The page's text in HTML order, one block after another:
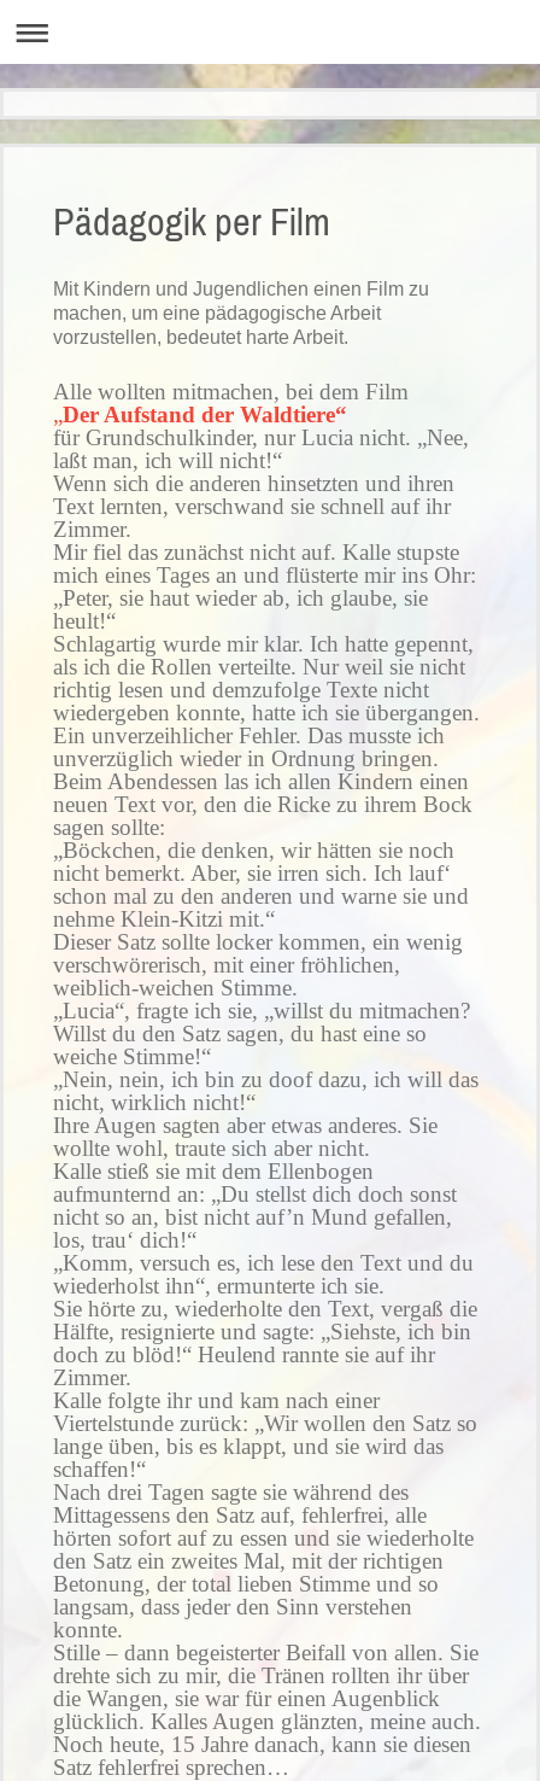
Pädagogik per Film
Mit Kindern und Jugendlichen einen Film zu
machen, um eine pädagogische Arbeit
vorzustellen, bedeutet harte Arbeit.
Alle wollten mitmachen, bei dem Film
„Der Aufstand der Waldtiere“
für Grundschulkinder, nur Lucia nicht. „Nee,
laßt man, ich will nicht!“
Wenn sich die anderen hinsetzten und ihren
Text lernten, verschwand sie schnell auf ihr
Zimmer.
Mir fiel das zunächst nicht auf. Kalle stupste
mich eines Tages an und flüsterte mir ins Ohr:
„Peter, sie haut wieder ab, ich glaube, sie
heult!“
Schlagartig wurde mir klar. Ich hatte gepennt,
als ich die Rollen verteilte. Nur weil sie nicht
richtig lesen und demzufolge Texte nicht
wiedergeben konnte, hatte ich sie übergangen.
Ein unverzeihlicher Fehler. Das musste ich
unverzüglich wieder in Ordnung bringen.
Beim Abendessen las ich allen Kindern einen
neuen Text vor, den die Ricke zu ihrem Bock
sagen sollte:
„Böckchen, die denken, wir hätten sie noch
nicht bemerkt. Aber, sie irren sich. Ich lauf‘
schon mal zu den anderen und warne sie und
nehme Klein-Kitzi mit.“
Dieser Satz sollte locker kommen, ein wenig
verschwörerisch, mit einer fröhlichen,
weiblich-weichen Stimme.
„Lucia“, fragte ich sie, „willst du mitmachen?
Willst du den Satz sagen, du hast eine so
weiche Stimme!“
„Nein, nein, ich bin zu doof dazu, ich will das
nicht, wirklich nicht!“
Ihre Augen sagten aber etwas anderes. Sie
wollte wohl, traute sich aber nicht.
Kalle stieß sie mit dem Ellenbogen
aufmunternd an: „Du stellst dich doch sonst
nicht so an, bist nicht auf’n Mund gefallen,
los, trau‘ dich!“
„Komm, versuch es, ich lese den Text und du
wiederholst ihn“, ermunterte ich sie.
Sie hörte zu, wiederholte den Text, vergaß die
Hälfte, resignierte und sagte: „Siehste, ich bin
doch zu blöd!“ Heulend rannte sie auf ihr
Zimmer.
Kalle folgte ihr und kam nach einer
Viertelstunde zurück: „Wir wollen den Satz so
lange üben, bis es klappt, und sie wird das
schaffen!“
Nach drei Tagen sagte sie während des
Mittagessens den Satz auf, fehlerfrei, alle
hörten sofort auf zu essen und sie wiederholte
den Satz ein zweites Mal, mit der richtigen
Betonung, der total lieben Stimme und so
langsam, dass jeder den Sinn verstehen
konnte.
Stille – dann begeisterter Beifall von allen. Sie
drehte sich zu mir, die Tränen rollten ihr über
die Wangen, sie war für einen Augenblick
glücklich. Kalles Augen glänzten, meine auch.
Noch heute, 15 Jahre danach, kann sie diesen
Satz fehlerfrei sprechen…